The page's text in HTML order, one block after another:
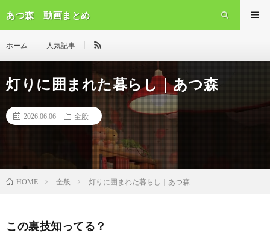
あつ森 動画まとめ
ホーム 人気記事
灯りに囲まれた暮らし｜あつ森
2026.06.06 全般
HOME 全般 灯りに囲まれた暮らし｜あつ森
この裏技知ってる？